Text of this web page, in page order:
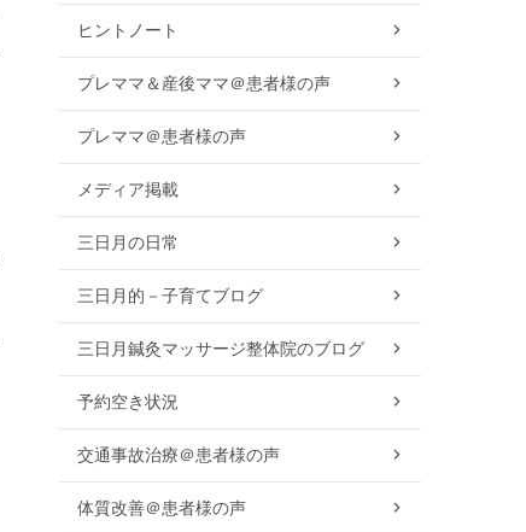
ヒントノート
プレママ＆産後ママ＠患者様の声
プレママ＠患者様の声
メディア掲載
三日月の日常
三日月的－子育てブログ
三日月鍼灸マッサージ整体院のブログ
予約空き状況
交通事故治療＠患者様の声
体質改善＠患者様の声